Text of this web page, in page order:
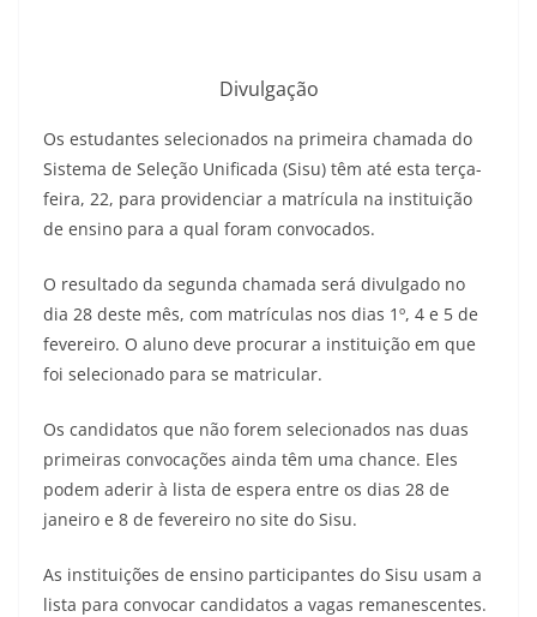
Divulgação
Os estudantes selecionados na primeira chamada do
Sistema de Seleção Unificada (Sisu) têm até esta terça-
feira, 22, para providenciar a matrícula na instituição
de ensino para a qual foram convocados.
O resultado da segunda chamada será divulgado no
dia 28 deste mês, com matrículas nos dias 1º, 4 e 5 de
fevereiro. O aluno deve procurar a instituição em que
foi selecionado para se matricular.
Os candidatos que não forem selecionados nas duas
primeiras convocações ainda têm uma chance. Eles
podem aderir à lista de espera entre os dias 28 de
janeiro e 8 de fevereiro no site do Sisu.
As instituições de ensino participantes do Sisu usam a
lista para convocar candidatos a vagas remanescentes.